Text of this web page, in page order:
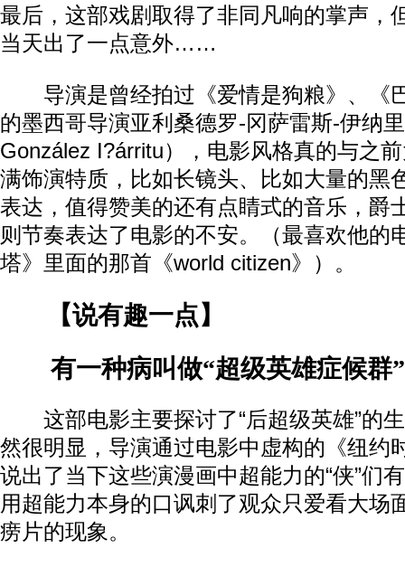
最后，这部戏剧取得了非同凡响的掌声，
当天出了一点意外……
导演是曾经拍过《爱情是狗粮》、《
的墨西哥导演亚利桑德罗-冈萨雷斯-伊纳
González I?árritu），电影风格真的与之
满饰演特质，比如长镜头、比如大量的黑
表达，值得赞美的还有点睛式的音乐，爵
则节奏表达了电影的不安。（最喜欢他的
塔》里面的那首《world citizen》）。
【说有趣一点】
有一种病叫做“超级英雄症候群”
这部电影主要探讨了“后超级英雄”的
然很明显，导演通过电影中虚构的《纽约
说出了当下这些演漫画中超能力的“侠”们
用超能力本身的口讽刺了观众只爱看大场
痨片的现象。